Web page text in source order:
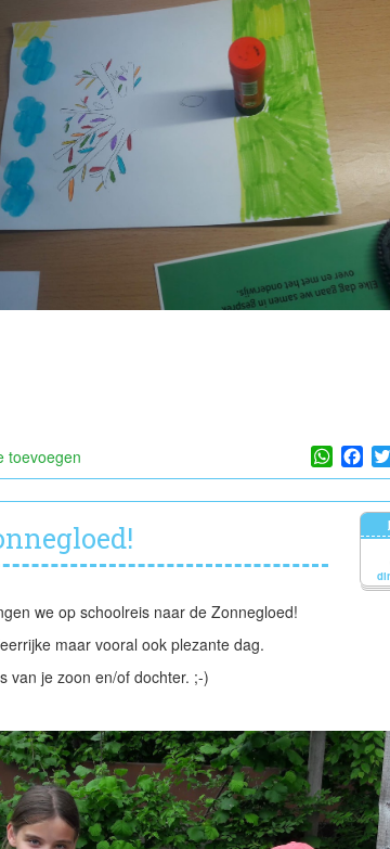
toevoegen
we op schoolreis naar de Zonnegloed!
maar vooral ook plezante dag.
van je zoon en/of dochter. ;-)